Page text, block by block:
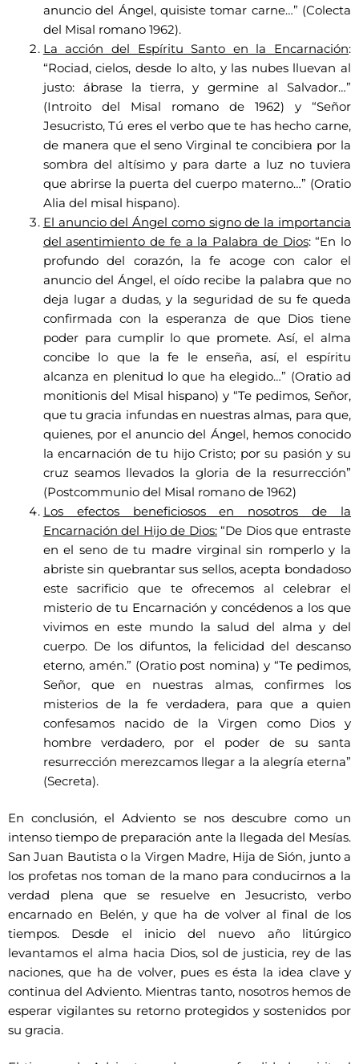
anuncio del Ángel, quisiste tomar carne…” (Colecta
del Misal romano 1962).
La acción del Espíritu Santo en la Encarnación:
“Rociad, cielos, desde lo alto, y las nubes lluevan al
justo: ábrase la tierra, y germine al Salvador…”
(Introito del Misal romano de 1962) y “Señor
Jesucristo, Tú eres el verbo que te has hecho carne,
de manera que el seno Virginal te concibiera por la
sombra del altísimo y para darte a luz no tuviera
que abrirse la puerta del cuerpo materno…” (Oratio
Alia del misal hispano).
El anuncio del Ángel como signo de la importancia
del asentimiento de fe a la Palabra de Dios: “En lo
profundo del corazón, la fe acoge con calor el
anuncio del Ángel, el oído recibe la palabra que no
deja lugar a dudas, y la seguridad de su fe queda
confirmada con la esperanza de que Dios tiene
poder para cumplir lo que promete. Así, el alma
concibe lo que la fe le enseña, así, el espíritu
alcanza en plenitud lo que ha elegido…” (Oratio ad
monitionis del Misal hispano) y “Te pedimos, Señor,
que tu gracia infundas en nuestras almas, para que,
quienes, por el anuncio del Ángel, hemos conocido
la encarnación de tu hijo Cristo; por su pasión y su
cruz seamos llevados la gloria de la resurrección”
(Postcommunio del Misal romano de 1962)
Los efectos beneficiosos en nosotros de la
Encarnación del Hijo de Dios:“De Dios que entraste
en el seno de tu madre virginal sin romperlo y la
abriste sin quebrantar sus sellos, acepta bondadoso
este sacrificio que te ofrecemos al celebrar el
misterio de tu Encarnación y concédenos a los que
vivimos en este mundo la salud del alma y del
cuerpo. De los difuntos, la felicidad del descanso
eterno, amén.” (Oratio post nomina) y “Te pedimos,
Señor, que en nuestras almas, confirmes los
misterios de la fe verdadera, para que a quien
confesamos nacido de la Virgen como Dios y
hombre verdadero, por el poder de su santa
resurrección merezcamos llegar a la alegría eterna”
(Secreta).
En conclusión, el Adviento se nos descubre como un
intenso tiempo de preparación ante la llegada del Mesías.
San Juan Bautista o la Virgen Madre, Hija de Sión, junto a
los profetas nos toman de la mano para conducirnos a la
verdad plena que se resuelve en Jesucristo, verbo
encarnado en Belén, y que ha de volver al final de los
tiempos. Desde el inicio del nuevo año litúrgico
levantamos el alma hacia Dios, sol de justicia, rey de las
naciones, que ha de volver, pues es ésta la idea clave y
continua del Adviento. Mientras tanto, nosotros hemos de
esperar vigilantes su retorno protegidos y sostenidos por
su gracia.